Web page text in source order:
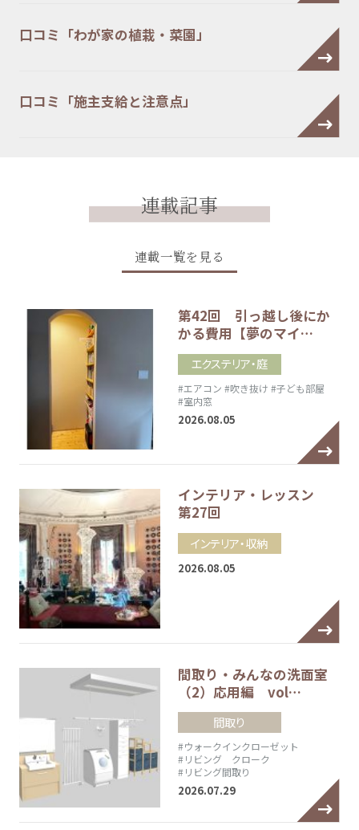
口コミ「わが家の植栽・菜園」
口コミ「施主支給と注意点」
連載記事
連載一覧を見る
第42回 引っ越し後にか
かる費用【夢のマイ…
エクステリア・庭
#エアコン #吹き抜け #子ども部屋
#室内窓
2026.08.05
インテリア・レッスン
第27回
インテリア・収納
2026.08.05
間取り・みんなの洗面室
（2）応用編 vol…
間取り
#ウォークインクローゼット
#リビング クローク
#リビング間取り
2026.07.29